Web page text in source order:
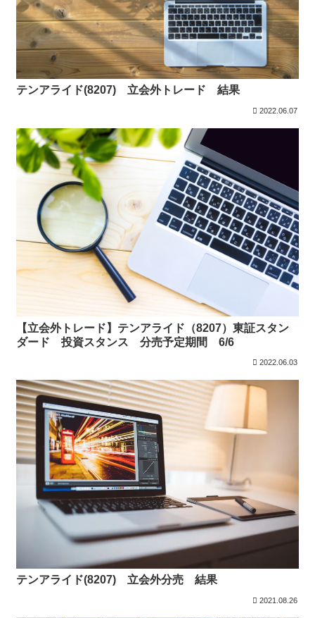
テンアライド(8207) 立会外トレード 結果
2022.06.07
【立会外トレード】テンアライド（8207）東証スタン
ダード 投資スタンス 分売予定期間 6/6
2022.06.03
テンアライド(8207) 立会外分売 結果
2021.08.26